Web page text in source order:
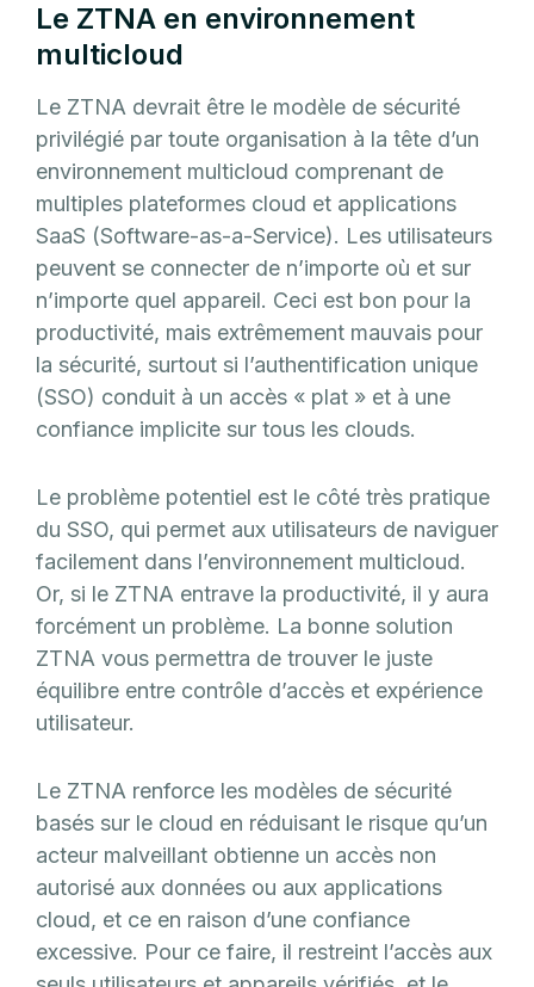
Le ZTNA en environnement
multicloud
Le ZTNA devrait être le modèle de sécurité
privilégié par toute organisation à la tête d’un
environnement multicloud comprenant de
multiples plateformes cloud et applications
SaaS (Software-as-a-Service). Les utilisateurs
peuvent se connecter de n’importe où et sur
n’importe quel appareil. Ceci est bon pour la
productivité, mais extrêmement mauvais pour
la sécurité, surtout si l’authentification unique
(SSO) conduit à un accès « plat » et à une
confiance implicite sur tous les clouds.
Le problème potentiel est le côté très pratique
du SSO, qui permet aux utilisateurs de naviguer
facilement dans l’environnement multicloud.
Or, si le ZTNA entrave la productivité, il y aura
forcément un problème. La bonne solution
ZTNA vous permettra de trouver le juste
équilibre entre contrôle d’accès et expérience
utilisateur.
Le ZTNA renforce les modèles de sécurité
basés sur le cloud en réduisant le risque qu’un
acteur malveillant obtienne un accès non
autorisé aux données ou aux applications
cloud, et ce en raison d’une confiance
excessive. Pour ce faire, il restreint l’accès aux